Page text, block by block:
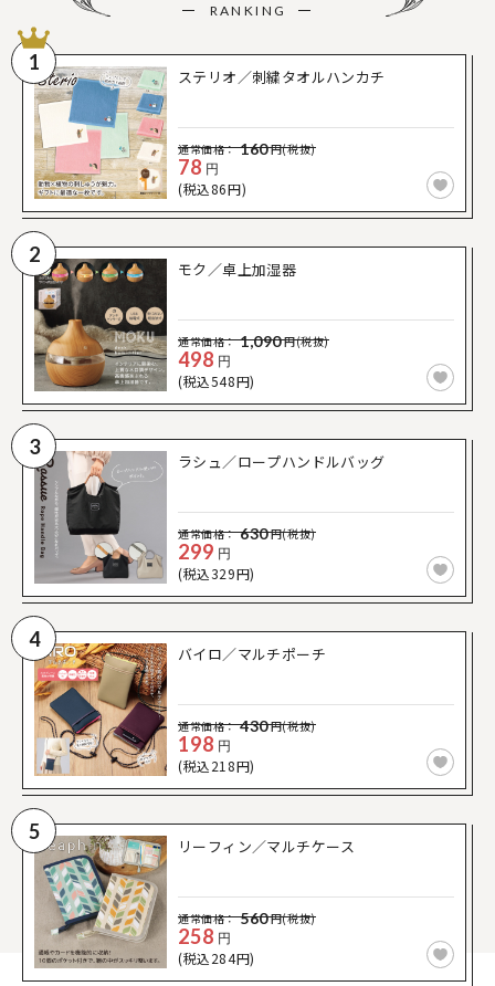
RANKING
1
ステリオ／刺繍タオルハンカチ
通常価格： 160円(税抜)
78 円
(税込86円)
2
モク／卓上加湿器
通常価格： 1,090円(税抜)
498 円
(税込548円)
3
ラシュ／ロープハンドルバッグ
通常価格： 630円(税抜)
299 円
(税込329円)
4
バイロ／マルチポーチ
通常価格： 430円(税抜)
198 円
(税込218円)
5
リーフィン／マルチケース
通常価格： 560円(税抜)
258 円
(税込284円)